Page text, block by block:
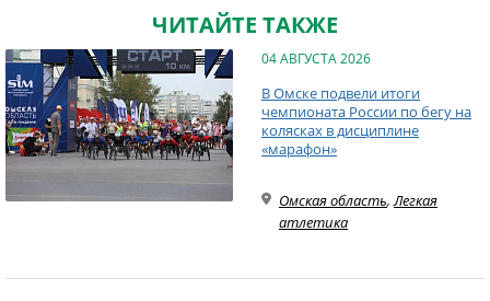
ЧИТАЙТЕ ТАКЖЕ
04 АВГУСТА 2026
В Омске подвели итоги
чемпионата России по бегу на
колясках в дисциплине
«марафон»
Омская область,Легкая
атлетика